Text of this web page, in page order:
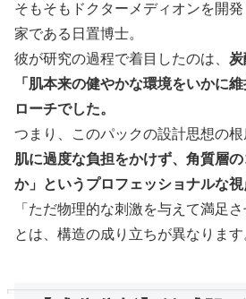
そもそもドクターメディオンを開
家である日置博士。
彼が研究の過程で着目したのは、 炭
「肌本来の健やかな環境をいかに
ローチでした。
つまり、このパックの設計思想の
肌に過度な負担をかけず、角質層
か」というプロフェッショナルな視
「ただ物理的な刺激を与えて満足
とは、構造の成り立ちが異なります